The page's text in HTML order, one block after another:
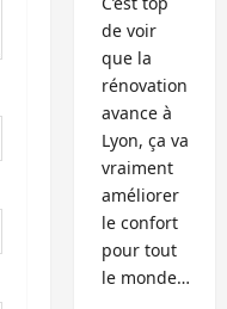
de voir
que la
rénovation
avance à
Lyon, ça va
vraiment
améliorer
le confort
pour tout
le monde…